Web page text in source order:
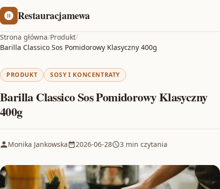
Restauracjamewa
Strona główna/Produkt/
Barilla Classico Sos Pomidorowy Klasyczny 400g
PRODUKT SOSY I KONCENTRATY
Barilla Classico Sos Pomidorowy Klasyczny
400g
Monika Jankowska 2026-06-28 3 min czytania